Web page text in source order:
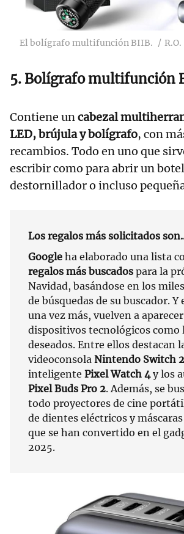
El bolígrafo multifunción BIIB. R.O.
5. Bolígrafo multifunción
Contiene uncabezal
LED, brújula y bolígrafo, con
recambios. Todo en uno que
escribir como para abrir un
destornillador o incluso
Los regalos más solicitados
Google ha elaborado una lista
regalos más buscados para la
Navidad, basándose en los
de búsquedas de su buscador. Y
una vez más, vuelven a
dispositivos tecnológicos como
deseados. Entre ellos destacan
videoconsola Nintendo Switch 2
inteligente Pixel Watch 4y los
Pixel Buds Pro 2. Además, se
todo proyectores de cine
de dientes eléctricos y
que se han convertido en el
2025.